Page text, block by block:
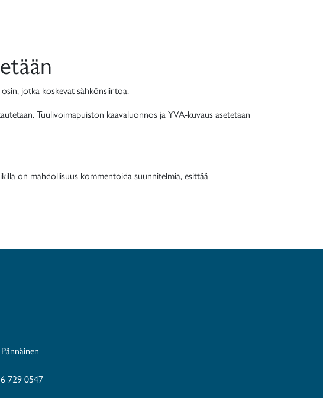
jotka koskevat sähkönsiirtoa.
Tuulivoimapuiston kaavaluonnos ja YVA-kuvaus asetetaan
on mahdollisuus kommentoida suunnitelmia, esittää
729 0547